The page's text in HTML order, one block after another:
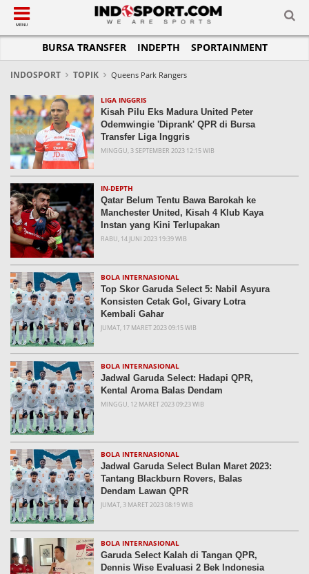
SUB-MENU
SEPAKBOLA
LIGA 1
LIGA 2
LIGA INGGRIS
LIGA ITALIA
LIGA SPANYOL
LIGA CHAMPIONS
LIGA JERMAN
LIGA PRANCIS
LIGA EUROPA
SUB-MENU
SPORTAINMENT
SELEBSPORT
LIFESTYLE
SUB-MENU
OTOMOTIF
MOTOGP
FORMULA 1
OTOMANIA
SUB-MENU
RAKET
MMA
FUTSAL
OLIMPIK
E-SPORT
SUB-MENU
JADWAL
KLASEMEN
SUB-MENU
TOPIK HARI INI
PERATURAN OLAHRAGA
TIPS DAN TRIK
INFOGRAFIS
GALERI FOTO
TEMPAT OLAHRAGA
PASUKAN SEHAT
KOMUNITAS SEHAT
MENU
BURSA TRANSFER INDEPTH SPORTAINMENT
INDOSPORT TOPIK Queens Park Rangers
LIGA INGGRIS
Kisah Pilu Eks Madura United Peter
Odemwingie 'Diprank' QPR di Bursa
Transfer Liga Inggris
MINGGU, 3 SEPTEMBER 2023 12:15 WIB
IN-DEPTH
Qatar Belum Tentu Bawa Barokah ke
Manchester United, Kisah 4 Klub Kaya
Instan yang Kini Terlupakan
RABU, 14 JUNI 2023 19:39 WIB
BOLA INTERNASIONAL
Top Skor Garuda Select 5: Nabil Asyura
Konsisten Cetak Gol, Givary Lotra
Kembali Gahar
JUMAT, 17 MARET 2023 09:15 WIB
BOLA INTERNASIONAL
Jadwal Garuda Select: Hadapi QPR,
Kental Aroma Balas Dendam
MINGGU, 12 MARET 2023 09:23 WIB
BOLA INTERNASIONAL
Jadwal Garuda Select Bulan Maret 2023:
Tantang Blackburn Rovers, Balas
Dendam Lawan QPR
JUMAT, 3 MARET 2023 08:19 WIB
BOLA INTERNASIONAL
Garuda Select Kalah di Tangan QPR,
Dennis Wise Evaluasi 2 Bek Indonesia